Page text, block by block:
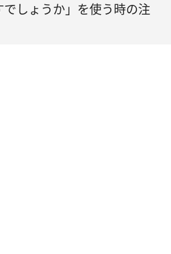
でしょうか」を使う時の注